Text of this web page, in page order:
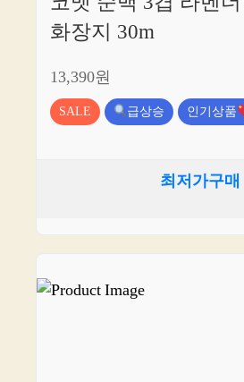
화장지 30m
13,390원
SALE 급상승 인기상품
최저가구매